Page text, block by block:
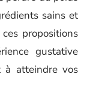
sains et
propositions
gustative
à atteindre vos